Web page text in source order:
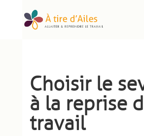
Choisir le
à la reprise
travail